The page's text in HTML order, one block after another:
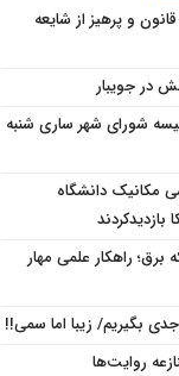
و پرهیز از شایعه
در جویبار
شورای شهر ساری شنبه
مکانیک دانشگاه
بازديدكردند
راهکار علمی مهار
بگیریم/ زیبا اما سمی!!
روایت‌ها